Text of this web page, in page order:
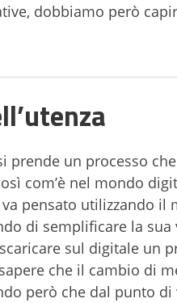
dobbiamo però
prende un processo
com’è nel mondo
pensato utilizzando il
di semplificare la
sul digitale un
che il cambio di
però che dal punto di